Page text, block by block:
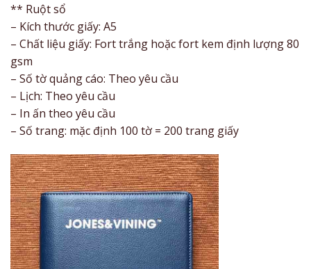
** Ruột sổ
– Kích thước giấy: A5
– Chất liệu giấy: Fort trắng hoặc fort kem định lượng 80
gsm
– Số tờ quảng cáo: Theo yêu cầu
– Lịch: Theo yêu cầu
– In ấn theo yêu cầu
– Số trang: mặc định 100 tờ = 200 trang giấy